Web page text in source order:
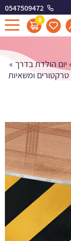
0547509472
0
יום הולדת בדרך »
ומשאיות